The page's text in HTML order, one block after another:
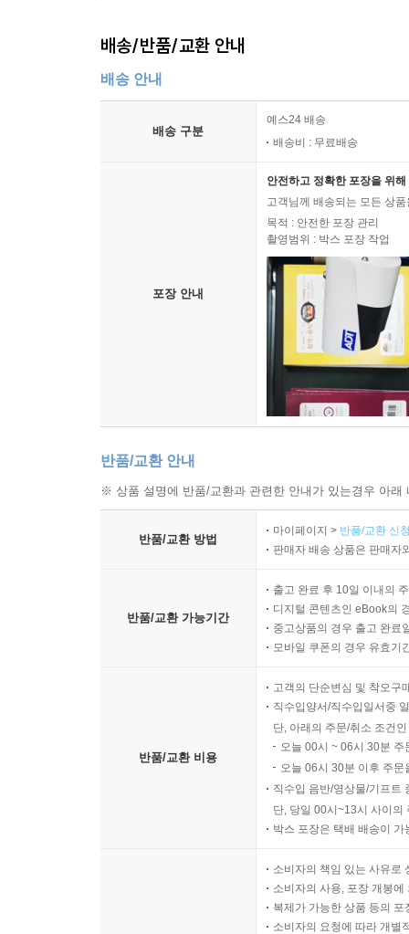
배송/반품/교환 안내
배송 안내
배송 구분
예스24 배송
배송비 : 무료배송
포장 안내
안전하고 정확한 포장을 위
고객님께 배송되는 모든 상
목적 : 안전한 포장 관리
촬영범위 : 박스 포장 작업
반품/교환 안내
※ 상품 설명에 반품/교환과 관련한 안내가 있는경우 아
반품/교환 방법
마이페이지 > 반품/교환 신
판매자 배송 상품은 판매자
반품/교환 가능기간
출고 완료 후 10일 이내의
디지털 콘텐츠인 eBook의
중고상품의 경우 출고 완료
모바일 쿠폰의 경우 유효기
반품/교환 비용
고객의 단순변심 및 착오구
직수입양서/직수입일서중
단, 아래의 주문/취소 조건
오늘 00시 ~ 06시 30분
오늘 06시 30분 이후 주
직수입 음반/영상물/기프트
단, 당일 00시~13시 사이의
박스 포장은 택배 배송이
소비자의 책임 있는 사유로
소비자의 사용, 포장 개봉
복제가 가능한 상품 등의
소비자의 요청에 따라 개별